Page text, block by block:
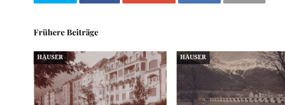
Frühere Beiträge
HÄUSER HÄUSER